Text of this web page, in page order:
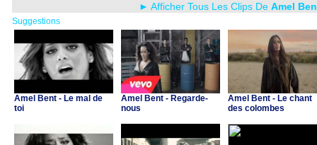
► Afficher Tous Les Clips De Amel
Suggestions
Amel Bent - Le mal de
toi
Amel Bent - Regarde-
nous
Amel Bent - Le chant
des colombes